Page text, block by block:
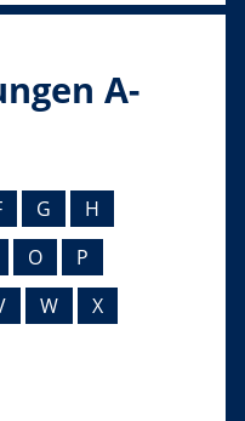
A-
G
H
O
P
W
X